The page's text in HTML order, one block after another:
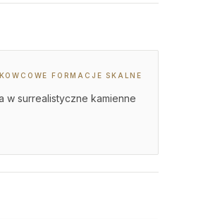
FORMACJE SKALNE
w surrealistyczne kamienne